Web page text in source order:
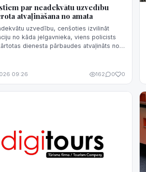
par neadekvātu uzvedību
atvaļināšana no amata
uzvedību, cenšoties izvilināt
no kāda jelgavnieka, viens policists
dienesta pārbaudes atvaļināts no
09:26 162 0 0